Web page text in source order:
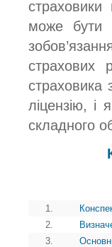
страховики
може бути
страхових
страховика
ліцензію, і
складного
1.
2.
3.